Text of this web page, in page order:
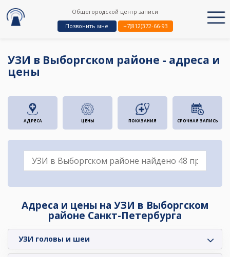
Общегородской центр записи
Позвонить мне
+7(812)372-66-93
УЗИ в Выборгском районе - адреса и
цены
АДРЕСА ЦЕНЫ ПОКАЗАНИЯ СРОЧНАЯ ЗАПИСЬ
Адреса и цены на УЗИ в Выборгском
районе Санкт-Петербурга
УЗИ головы и шеи